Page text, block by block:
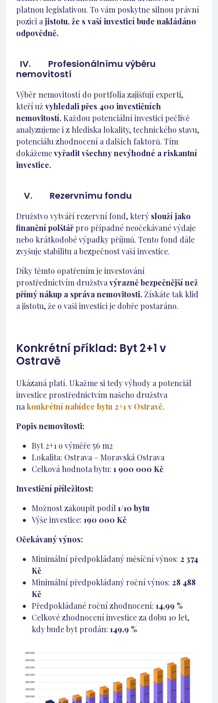
platnou legislativou. To vám poskytne silnou právní
pozici ajistotu, že s vaší investicí bude nakládáno
odpovědně.
IV. Profesionálnímu výběru
nemovitostí
Výběr nemovitostí do portfolia zajišťují experti,
kteří užvyhledali přes 400 investičních
nemovitostí. Každou potenciální investici pečlivě
analyzujeme i z hlediska lokality, technického stavu,
potenciálu zhodnocení a dalších faktorů. Tím
dokážemevyřadit všechny nevýhodné a riskantní
investice.
V. Rezervnímu fondu
Družstvo vytváří rezervní fond, který slouží jako
finanční polštářpro případné neočekávané výdaje
nebo krátkodobé výpadky příjmů. Tento fond dále
zvyšuje stabilitu a bezpečnost vaší investice.
Díky těmto opatřením je investování
prostřednictvím družstva výrazně bezpečnější než
přímý nákup a správa nemovitosti. Získáte tak klid
a jistotu, že o vaši investici je dobře postaráno.
Konkrétní příklad: Byt 2+1 v
Ostravě
Ukázaná platí. Ukažme si tedy výhody a potenciál
investice prostřednictvím našeho družstva
nakonkrétní nabídce bytu 2+1 v Ostravě.
Popis nemovitosti:
Byt 2+1 o výměře 56 m2
Lokalita: Ostrava – Moravská Ostrava
Celková hodnota bytu:1 900 000 Kč
Investiční příležitost:
Možnost zakoupit podíl1/10 bytu
Výše investice:190 000 Kč
Očekávaný výnos:
Minimální předpokládaný měsíční výnos: 2 374
Kč
Minimální předpokládaný roční výnos: 28 488
Kč
Předpokládané roční zhodnocení:14,99 %
Celkové zhodnocení investice za dobu 10 let,
kdy bude byt prodán: 149,9 %